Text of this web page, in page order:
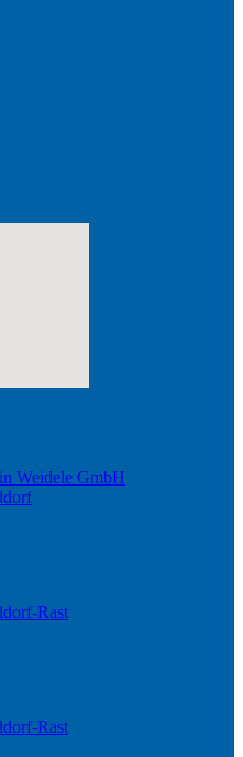
Weidele GmbH
Rast
Rast